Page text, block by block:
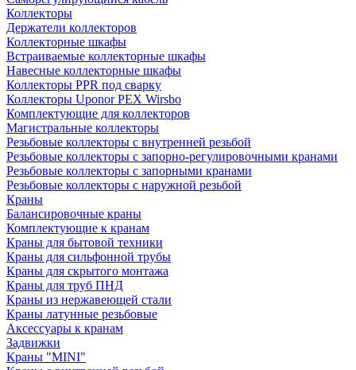
Коллекторы
Держатели коллекторов
Коллекторные шкафы
Встраиваемые коллекторные шкафы
Навесные коллекторные шкафы
Коллекторы PPR под сварку
Коллекторы Uponor PEX Wirsbo
Комплектующие для коллекторов
Магистральные коллекторы
Резьбовые коллекторы с внутренней резьбой
Резьбовые коллекторы с запорно-регулировочными кранами
Резьбовые коллекторы с запорными кранами
Резьбовые коллекторы с наружной резьбой
Краны
Балансировочные краны
Комплектующие к кранам
Краны для бытовой техники
Краны для сильфонной трубы
Краны для скрытого монтажа
Краны для труб ПНД
Краны из нержавеющей стали
Краны латунные резьбовые
Аксессуары к кранам
Задвижки
Краны "MINI"